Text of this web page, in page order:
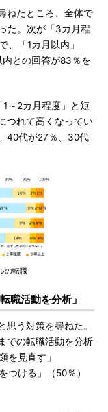
ねたところ、全体で
た。次が「3カ月程
、「1カ月以内」
内との回答が83％を
～2カ月程度」と短
つれて高くなってい
40代が27％、30代
の転職
職活動を分析」
う対策を尋ねた。
での転職活動を分析
を見直す」
つける」（50％）